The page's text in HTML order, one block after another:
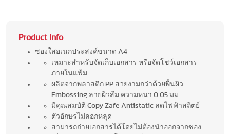
Product Info
ซองใสอเนกประสงค์ขนาด A4
เหมาะสำหรับจัดเก็บเอกสาร หรือจัดโชว์เอกสาร
ภายในแฟ้ม
ผลิตจากพลาสติก PP สวยงามกว่าด้วยพื้นผิว
Embossing ลายผิวส้ม ความหนา 0.05 มม.
มีคุณสมบัติ Copy Zafe Antistatic ลดไฟฟ้าสถิตย์
ตัวอักษรไม่ลอกหลุด
สามารถถ่ายเอกสารได้โดยไม่ต้องนำออกจากซอง